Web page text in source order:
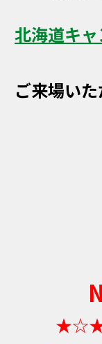
北海道キ
ご来場い